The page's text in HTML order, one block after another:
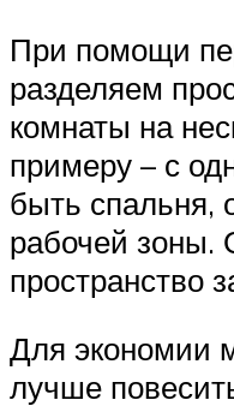
При помощи
разделяем
комнаты на
примеру – с
быть спальня,
рабочей зоны.
пространство
Для экономии
лучше